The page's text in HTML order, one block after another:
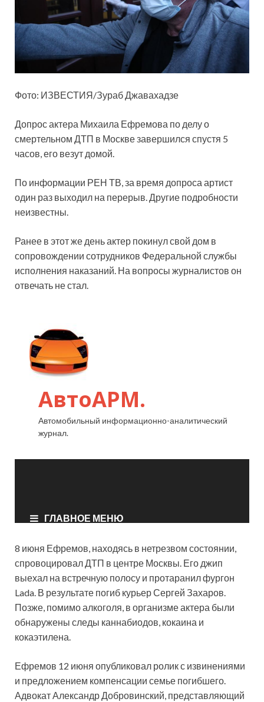
Фото: ИЗВЕСТИЯ/Зураб Джавахадзе
Допрос актера Михаила Ефремова по делу о
смертельном ДТП в Москве завершился спустя 5
часов, его везут домой.
По информации РЕН ТВ, за время допроса артист
один раз выходил на перерыв. Другие подробности
неизвестны.
Ранее в этот же день актер покинул свой дом в
сопровождении сотрудников Федеральной службы
исполнения наказаний. На вопросы журналистов он
отвечать не стал.
8 июня Ефремов, находясь в нетрезвом состоянии,
спровоцировал ДТП в центре Москвы. Его джип
выехал на встречную полосу и протаранил фургон
Lada. В результате погиб курьер Сергей Захаров.
Позже, помимо алкоголя, в организме актера были
обнаружены следы каннабиодов, кокаина и
кокаэтилена.
Ефремов 12 июня опубликовал ролик с извинениями
и предложением компенсации семье погибшего.
Адвокат Александр Добровинский, представляющий